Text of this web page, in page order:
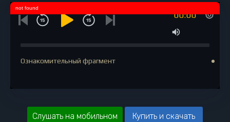
00:00
Ознакомительный фрагмент
not found
Слушать на мобильном Купить и скачать